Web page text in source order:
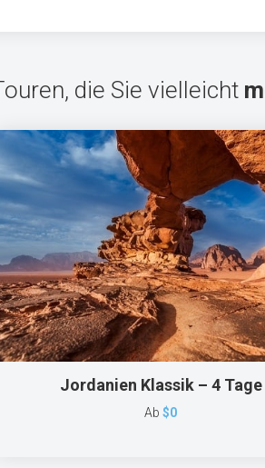
die Sie vielleicht
Jordanien Klassik – 4 Tage
Ab $0